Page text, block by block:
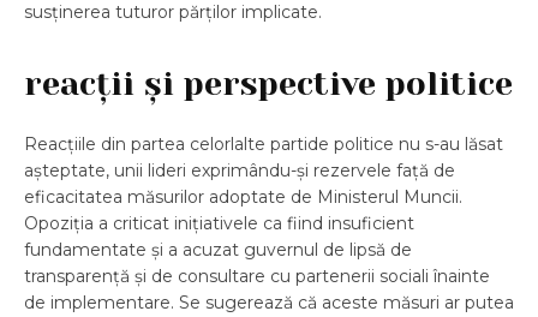
susținerea tuturor părților implicate.
reacții și perspective politice
Reacțiile din partea celorlalte partide politice nu s-au lăsat
așteptate, unii lideri exprimându-și rezervele față de
eficacitatea măsurilor adoptate de Ministerul Muncii.
Opoziția a criticat inițiativele ca fiind insuficient
fundamentate și a acuzat guvernul de lipsă de
transparență și de consultare cu partenerii sociali înainte
de implementare. Se sugerează că aceste măsuri ar putea